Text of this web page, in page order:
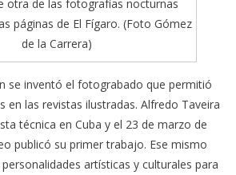
otra de las fotografías nocturnas
páginas de El Fígaro. (Foto Gómez
de la Carrera)
se inventó el fotograbado que permitió
en las revistas ilustradas. Alfredo Taveira
técnica en Cuba y el 23 de marzo de
publicó su primer trabajo. Ese mismo
artísticas y culturales para